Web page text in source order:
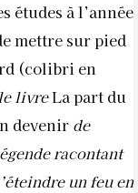
études à l’année
mettre sur pied
(colibri en
livreLa part du
devenir de
racontant
un feu en